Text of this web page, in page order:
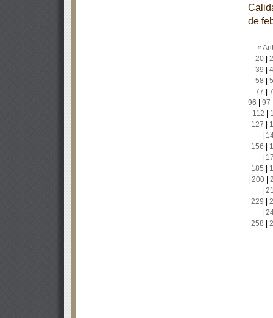
de
«
20|
39
58
77
96
97
112
127
156
185
200|
229
258